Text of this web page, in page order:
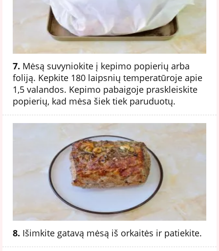
7. Mėsą suvyniokite į kepimo popierių arba
foliją. Kepkite 180 laipsnių temperatūroje apie
1,5 valandos. Kepimo pabaigoje praskleiskite
popierių, kad mėsa šiek tiek paruduotų.
8. Išimkite gatavą mėsą iš orkaitės ir patiekite.